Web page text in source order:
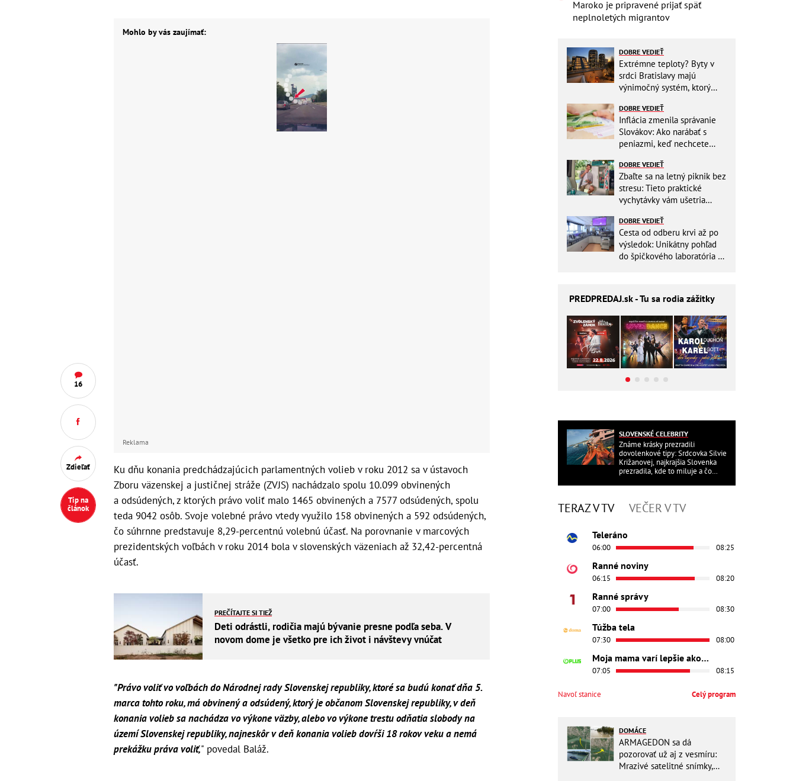
16
Zdieľať
Tip na
článok
Mohlo by vás zaujímať:
Reklama
Ku dňu konania predchádzajúcich parlamentných volieb v roku 2012 sa v ústavoch
Zboru väzenskej a justičnej stráže (ZVJS) nachádzalo spolu 10.099 obvinených
a odsúdených, z ktorých právo voliť malo 1465 obvinených a 7577 odsúdených, spolu
teda 9042 osôb. Svoje volebné právo vtedy využilo 158 obvinených a 592 odsúdených,
čo súhrnne predstavuje 8,29-percentnú volebnú účasť. Na porovnanie v marcových
prezidentských voľbách v roku 2014 bola v slovenských väzeniach až 32,42-percentná
účasť.
PREČÍTAJTE SI TIEŽ
Deti odrástli, rodičia majú bývanie presne podľa seba. V
novom dome je všetko pre ich život i návštevy vnúčat
"Právo voliť vo voľbách do Národnej rady Slovenskej republiky, ktoré sa budú konať dňa 5.
marca tohto roku, má obvinený a odsúdený, ktorý je občanom Slovenskej republiky, v deň
konania volieb sa nachádza vo výkone väzby, alebo vo výkone trestu odňatia slobody na
území Slovenskej republiky, najneskôr v deň konania volieb dovŕši 18 rokov veku a nemá
prekážku práva voliť," povedal Baláž.
Maroko je pripravené prijať späť
neplnoletých migrantov
DOBRE VEDIEŤ
Extrémne teploty? Byty v
srdci Bratislavy majú
výnimočný systém, ktorý
DOBRE VEDIEŤ
Inflácia zmenila správanie
Slovákov: Ako narábať s
peniazmi, keď nechcete
DOBRE VEDIEŤ
Zbaľte sa na letný piknik bez
stresu: Tieto praktické
vychytávky vám ušetria
DOBRE VEDIEŤ
Cesta od odberu krvi až po
výsledok: Unikátny pohľad
do špičkového laboratória na
PREDPREDAJ.sk - Tu sa rodia zážitky
SLOVENSKÉ CELEBRITY
Známe krásky prezradili
dovolenkové tipy: Srdcovka Silvie
Križanovej, najkrajšia Slovenka
prezradila, kde to miluje a čo
TERAZ V TV VEČER V TV
Teleráno
06:00 08:25
Ranné noviny
06:15 08:20
Ranné správy
07:00 08:30
Túžba tela
07:30 08:00
Moja mama varí lepšie ako tvoja
07:05 08:15
Navoľ stanice Celý program
DOMÁCE
ARMAGEDON sa dá
pozorovať už aj z vesmíru:
Mrazivé satelitné snímky,